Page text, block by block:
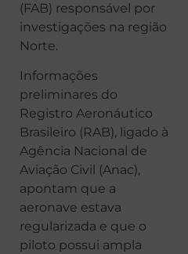
(FAB) responsável por
investigações na região
Norte.
Informações
preliminares do
Registro Aeronáutico
Brasileiro (RAB), ligado à
Agência Nacional de
Aviação Civil (Anac),
apontam que a
aeronave estava
regularizada e que o
piloto possui ampla